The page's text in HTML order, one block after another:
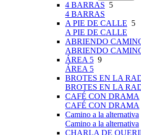
4 BARRAS 5
4 BARRAS
A PIE DE CALLE 5
A PIE DE CALLE
ABRIENDO
ABRIENDO
ÁREA 5 9
ÁREA 5
BROTES EN LA
BROTES EN LA
CAFÉ CON DRAMA
CAFÉ CON DRAMA
Camino a la alternativa
Camino a la alternativa
CHARLA DE